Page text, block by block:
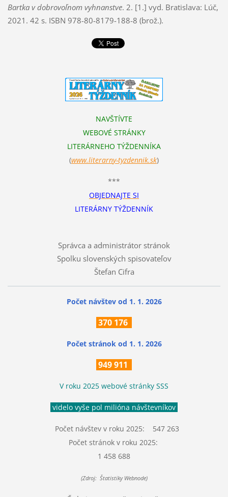
Bartka v dobrovoľnom vyhnanstve. 2. [1.] vyd. Bratislava: Lúč,
2021. 42 s. ISBN 978-80-8179-188-8 (brož.).
NAVŠTÍVTE
WEBOVÉ STRÁNKY
LITERÁRNEHO TÝŽDENNÍKA
(www.literarny-tyzdennik.sk)
***
OBJEDNAJTE SI
LITERÁRNY TÝŽDENNÍK
Správca a administrátor stránok
Spolku slovenských spisovateľov
Štefan Cifra
Počet návštev od 1. 1. 2026
370 176
Počet stránok od 1. 1. 2026
949 911
V roku 2025 webové stránky SSS
videlo vyše pol milióna návštevníkov
Počet návštev v roku 2025: 547 263
Počet stránok v roku 2025:
1 458 688
(Zdroj: Štatistiky Webnode)